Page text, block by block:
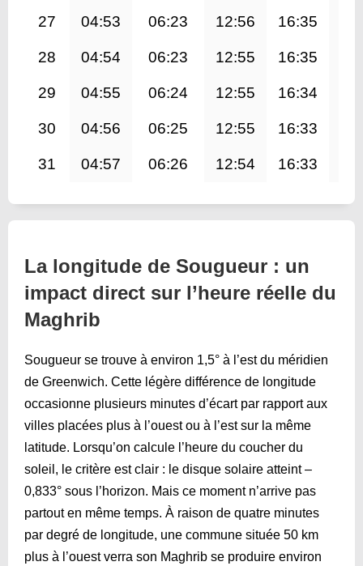
27 04:53 06:23 12:56 16:35
28 04:54 06:23 12:55 16:35
29 04:55 06:24 12:55 16:34
30 04:56 06:25 12:55 16:33
31 04:57 06:26 12:54 16:33
La longitude de Sougueur : un
impact direct sur l’heure réelle du
Maghrib
Sougueur se trouve à environ 1,5° à l’est du méridien
de Greenwich. Cette légère différence de longitude
occasionne plusieurs minutes d’écart par rapport aux
villes placées plus à l’ouest ou à l’est sur la même
latitude. Lorsqu’on calcule l’heure du coucher du
soleil, le critère est clair : le disque solaire atteint –
0,833° sous l’horizon. Mais ce moment n’arrive pas
partout en même temps. À raison de quatre minutes
par degré de longitude, une commune située 50 km
plus à l’ouest verra son Maghrib se produire environ